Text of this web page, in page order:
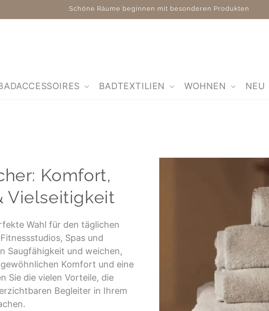
Schöne Räume beginnen mit besonderen Produkten
BADTEXTILIEN WOHNEN NEU
Komfort,
Vielseitigkeit
Wahl für den täglichen
Spas und
Saugfähigkeit und weichen,
Komfort und eine
Sie die vielen Vorteile, die
Begleiter in Ihrem